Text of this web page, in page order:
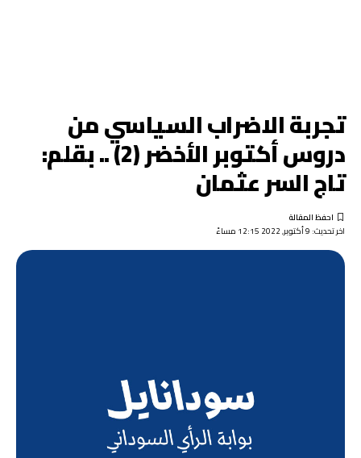
تجربة الاضراب السياسي من
دروس أكتوبر الأخضر (2) .. بقلم:
تاج السر عثمان
اخر تحديث: 9 أكتوبر, 2022 12:15 مساءً